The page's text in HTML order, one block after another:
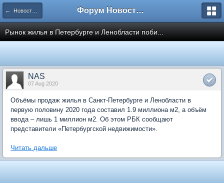
← Новости рынка недвижимости Форум Новостройки
Рынок жилья в Петербурге и Ленобласти поби...
NAS
07 Aug 2020
Объёмы продаж жилья в Санкт-Петербурге и Ленобласти в
первую половину 2020 года составил 1.9 миллиона м2, а объём
ввода – лишь 1 миллион м2. Об этом РБК сообщают
представители «Петербургской недвижимости».
Читать дальше